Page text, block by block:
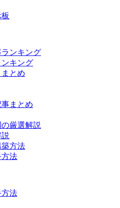
ンキング
キング
とめ
まとめ
厳選解説
方法
法
法